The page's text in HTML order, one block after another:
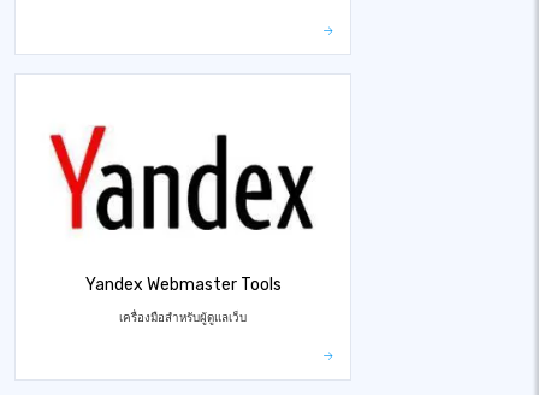
Yandex Webmaster Tools
เครื่องมือสำหรับผู้ดูแลเว็บ